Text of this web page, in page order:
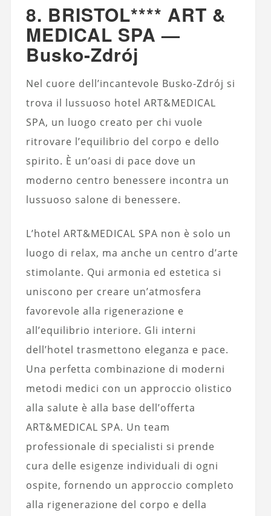
8. BRISTOL**** ART &
MEDICAL SPA —
Busko-Zdrój
Nel cuore dell’incantevole Busko-Zdrój si
trova il lussuoso hotel ART&MEDICAL
SPA, un luogo creato per chi vuole
ritrovare l’equilibrio del corpo e dello
spirito. È un’oasi di pace dove un
moderno centro benessere incontra un
lussuoso salone di benessere.
L’hotel ART&MEDICAL SPA non è solo un
luogo di relax, ma anche un centro d’arte
stimolante. Qui armonia ed estetica si
uniscono per creare un’atmosfera
favorevole alla rigenerazione e
all’equilibrio interiore. Gli interni
dell’hotel trasmettono eleganza e pace.
Una perfetta combinazione di moderni
metodi medici con un approccio olistico
alla salute è alla base dell’offerta
ART&MEDICAL SPA. Un team
professionale di specialisti si prende
cura delle esigenze individuali di ogni
ospite, fornendo un approccio completo
alla rigenerazione del corpo e della